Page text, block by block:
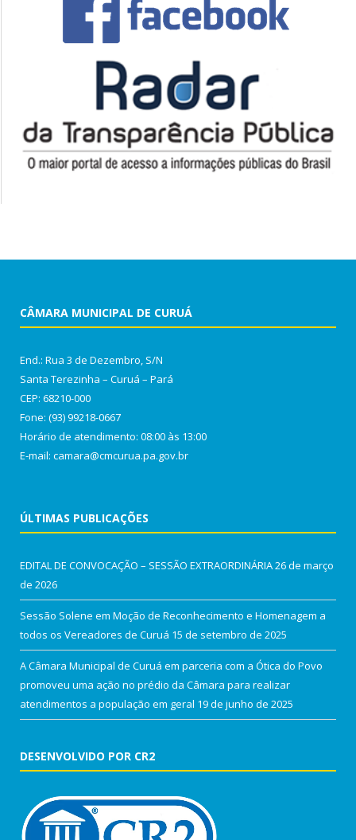
CÂMARA MUNICIPAL DE CURUÁ
End.: Rua 3 de Dezembro, S/N
Santa Terezinha – Curuá – Pará
CEP: 68210-000
Fone: (93) 99218-0667
Horário de atendimento: 08:00 às 13:00
E-mail: camara@cmcurua.pa.gov.br
ÚLTIMAS PUBLICAÇÕES
EDITAL DE CONVOCAÇÃO – SESSÃO EXTRAORDINÁRIA26 de março
de 2026
Sessão Solene em Moção de Reconhecimento e Homenagem a
todos os Vereadores de Curuá 15 de setembro de 2025
A Câmara Municipal de Curuá em parceria com a Ótica do Povo
promoveu uma ação no prédio da Câmara para realizar
atendimentos a população em geral 19 de junho de 2025
DESENVOLVIDO POR CR2